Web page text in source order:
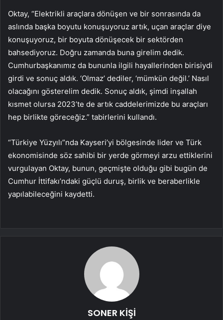
Oktay, “Elektrikli araçlara dönüşen ve bir sonrasında da
aslında başka boyutu konuşuyoruz artık, uçan araçlar diye
konuşuyoruz, bir boyuta dönüşecek bir sektörden
bahsediyoruz. Doğru zamanda buna girelim dedik.
Cumhurbaşkanımız da bununla ilgili hayallerinden birisiydi
girdi ve sonuç aldık. ‘Olmaz’ dediler, ‘mümkün değil.’ Nasıl
olacağını gösterelim dedik. Sonuç aldık, şimdi inşallah
kısmet olursa 2023’te de artık caddelerimizde bu araçları
hep birlikte göreceğiz.” tabirlerini kullandı.
“Türkiye Yüzyılı”nda Kayseri’yi bölgesinde lider ve Türk
ekonomisinde söz sahibi bir yerde görmeyi arzu ettiklerini
vurgulayan Oktay, bunun, geçmişte olduğu gibi bugün de
Cumhur İttifakı’ndaki güçlü duruş, birlik ve beraberlikle
yapılabileceğini kaydetti.
SONER KİŞİ